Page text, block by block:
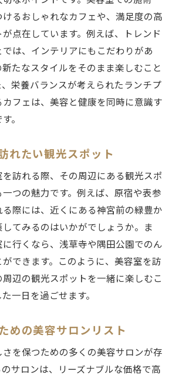
るおしゃれなカフェや、満足度の高
点在しています。例えば、トレンド
は、インテリアにもこだわりがあ
新たなスタイルをそのまま楽しむこと
栄養バランスが考えられたランチプ
カフェは、美容と健康を同時に意識す
。
れたい観光スポット
訪れる際、その周辺にある観光スポ
一つの魅力です。例えば、原宿や表参
際には、近くにある神宮前の緑豊か
てみるのはいかがでしょうか。ま
行くなら、浅草寺や隅田公園でのん
できます。このように、美容室を訪
辺の観光スポットを一緒に楽しむこ
一日を過ごせます。
めの美容サロンリスト
を保つための多くの美容サロンが存
サロンは、リーズナブルな価格で高